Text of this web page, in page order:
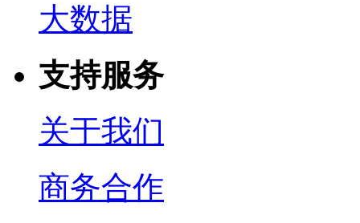
大数据
支持服务
关于我们
商务合作